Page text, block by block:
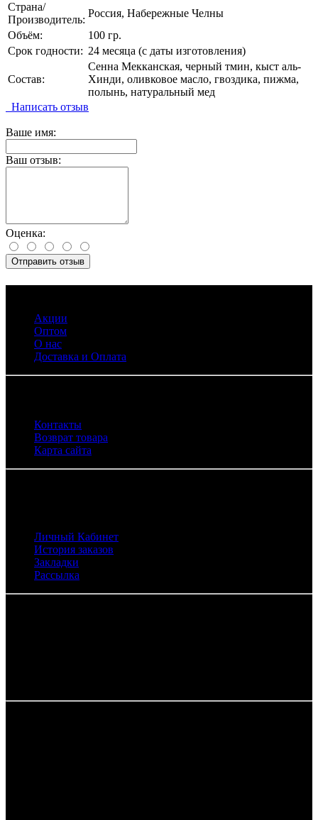
Страна/
Производитель:
Россия, Набережные Челны
Объём:
100 гр.
Срок годности: 24 месяца (с даты изготовления)
Состав:
Сенна Мекканская, черный тмин, кыст аль-
Хинди, оливковое масло, гвоздика, пижма,
полынь, натуральный мед
Написать отзыв
Ваше имя:
Ваш отзыв:
Оценка:
Отправить отзыв
Акции
Оптом
О нас
Доставка и Оплата
Контакты
Возврат товара
Карта сайта
Личный Кабинет
История заказов
Закладки
Рассылка